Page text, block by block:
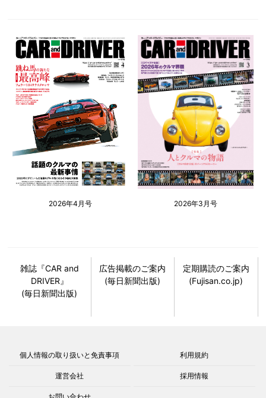
2026年4月号 2026年3月号
雑誌『CAR and
DRIVER』
(毎日新聞出版)
広告掲載のご案内
(毎日新聞出版)
定期購読のご案内
(Fujisan.co.jp)
個人情報の取り扱いと免責事項 利用規約
運営会社 採用情報